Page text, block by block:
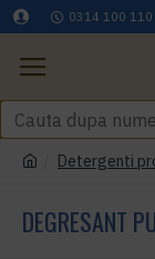
0314 100 110
Detergenti
DEGRESANT